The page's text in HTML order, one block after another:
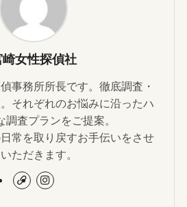
崎女性探偵社
事務所所長です。徹底調査・
それぞれのお悩みに沿ったハ
調査プランをご提案。
常を取り戻すお手伝いをさせ
ただきます。